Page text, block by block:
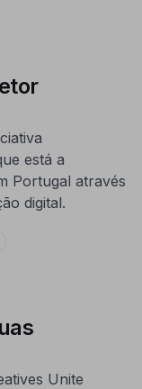
está a
Portugal através
digital.
Unite